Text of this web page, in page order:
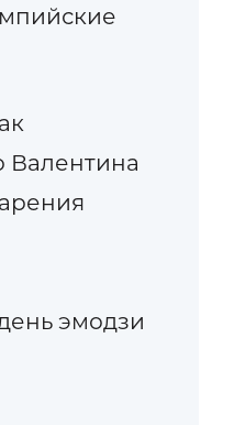
Валентина
эмодзи